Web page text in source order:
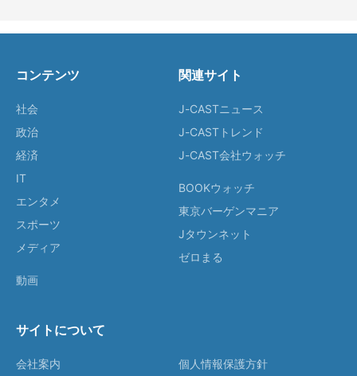
コンテンツ
社会
政治
経済
IT
エンタメ
スポーツ
メディア
動画
関連サイト
J-CASTニュース
J-CASTトレンド
J-CAST会社ウォッチ
BOOKウォッチ
東京バーゲンマニア
Jタウンネット
ゼロまる
サイトについて
会社案内 個人情報保護方針